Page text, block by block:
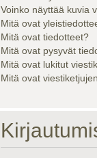
Voinko näyttää kuvia
Mitä ovat
Mitä ovat tiedotteet?
Mitä ovat pysyvät
Mitä ovat lukitut
Mitä ovat